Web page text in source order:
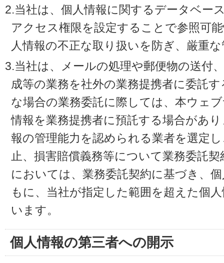
2.当社は、個人情報に関するデータベー
アクセス権限を設定することで参照可
人情報の不正な取り扱いを防ぎ、厳重
3.当社は、メールの処理や郵便物の送付
成等の業務を社外の業務提携者に委託
な場合の業務委託に際しては、本ウェ
情報を業務提携者に預託する場合があ
報の管理能力を認められる業者を選定
止、損害賠償義務等について業務委託
においては、業務委託契約に基づき、
もに、当社が指定した範囲を超えた個
います。
個人情報の第三者への開示